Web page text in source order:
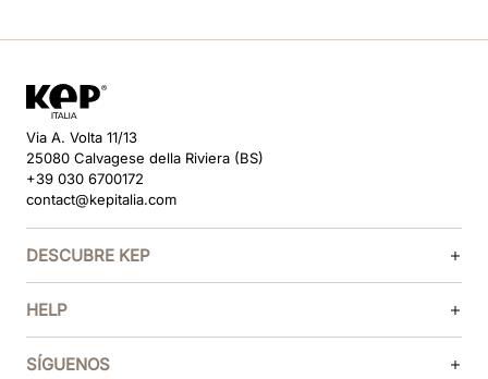
Via A. Volta 11/13
25080 Calvagese della Riviera (BS)
+39 030 6700172
contact@kepitalia.com
DESCUBRE KEP
HELP
SÍGUENOS